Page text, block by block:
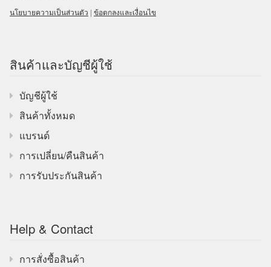
นโยบายความเป็นส่วนตัว | ข้อตกลงและเงื่อนไข
สินค้าและบัญชีผู้ใช้
บัญชีผู้ใช้
สินค้าทั้งหมด
แบรนด์
การเปลี่ยน/คืนสินค้า
การรับประกันสินค้า
Help & Contact
การสั่งซื้อสินค้า